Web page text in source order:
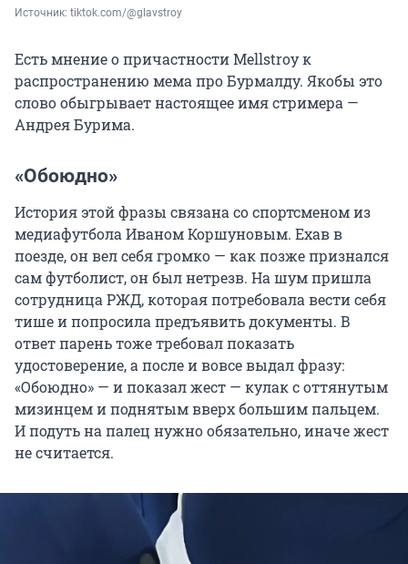
Источник: tiktok.com/@glavstroy
Есть мнение о причастности Mellstroy к
распространению мема про Бурмалду. Якобы это
слово обыгрывает настоящее имя стримера —
Андрея Бурима.
«Обоюдно»
История этой фразы связана со спортсменом из
медиафутбола Иваном Коршуновым. Ехав в
поезде, он вел себя громко — как позже признался
сам футболист, он был нетрезв. На шум пришла
сотрудница РЖД, которая потребовала вести себя
тише и попросила предъявить документы. В
ответ парень тоже требовал показать
удостоверение, а после и вовсе выдал фразу:
«Обоюдно» — и показал жест — кулак с оттянутым
мизинцем и поднятым вверх большим пальцем.
И подуть на палец нужно обязательно, иначе жест
не считается.